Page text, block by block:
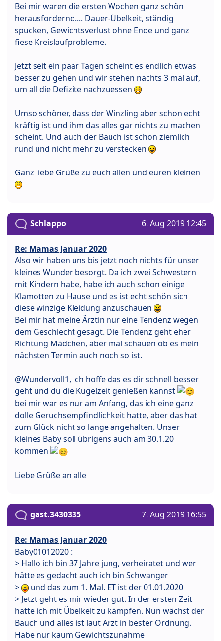
Bei mir waren die ersten Wochen ganz schön
herausfordernd.... Dauer-Übelkeit, ständig
spucken, Gewichtsverlust ohne Ende und ganz
fiese Kreislaufprobleme.
Jetzt seit ein paar Tagen scheint es endlich etwas
besser zu gehen und wir stehen nachts 3 mal auf,
um all die Defizite nachzuessen
Umso schöner, dass der Winzling aber schon echt
kräftig ist und ihm das alles gar nichts zu machen
scheint. Und auch der Bauch ist schon ziemlich
rund und nicht mehr zu verstecken
Ganz liebe Grüße zu euch allen und euren kleinen
Schlappo 6. Aug 2019 12:45
Re: Mamas Januar 2020
Also wir haben uns bis jetzt noch nichts für unser
kleines Wunder besorgt. Da ich zwei Schwestern
mit Kindern habe, habe ich auch schon einige
Klamotten zu Hause und es ist echt schön sich
diese winzige Kleidung anzuschauen
Bei mir hat meine Ärztin nur eine Tendenz wegen
dem Geschlecht gesagt. Die Tendenz geht eher
Richtung Mädchen, aber mal schauen ob es mein
nächsten Termin auch noch so ist.
@Wundervoll1, ich hoffe das es dir schnell besser
geht und du die Kugelzeit genießen kannst
bei mir war es nur am Anfang, das ich eine ganz
dolle Geruchsempfindlichkeit hatte, aber das hat
zum Glück nicht so lange angehalten. Unser
kleines Baby soll übrigens auch am 30.1.20
kommen
Liebe Grüße an alle
gast.3430335 7. Aug 2019 16:55
Re: Mamas Januar 2020
Baby01012020 :
> Hallo ich bin 37 Jahre jung, verheiratet und wer
hätte es gedacht auch ich bin Schwanger
>
und das zum 1. Mal. ET ist der 01.01.2020
> Jetzt geht es mir wieder gut. In der ersten Zeit
hatte ich mit Übelkeit zu kämpfen. Nun wächst der
Bauch und alles ist laut Arzt in bester Ordnung.
Habe nur kaum Gewichtszunahme